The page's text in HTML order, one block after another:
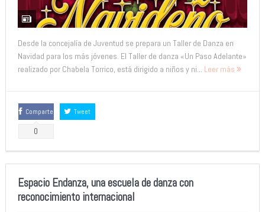
Desde la concejalía de Juventud se prepara un Taller de Danza en
Navidad para los más jóvenes. El Taller de danza «Un Paso Adelante»
realizado por Chabela Torrico, está dirigido a niños y ni... Leer más
Comparte
0
Tweet
Espacio Endanza, una escuela de danza con
reconocimiento internacional